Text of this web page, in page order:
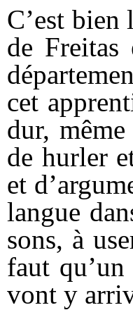
C’est
de
cet
dur,
de hurler
et
langue
sons, à
faut
vont y